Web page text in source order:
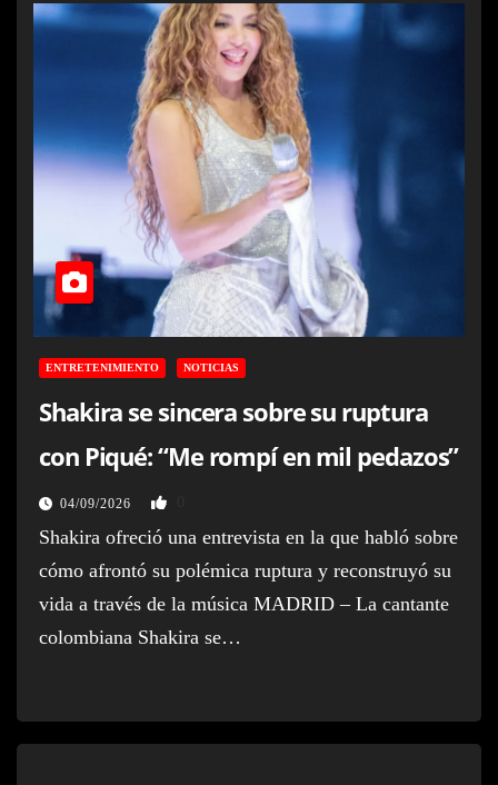
ENTRETENIMIENTO NOTICIAS
Shakira se sincera sobre su ruptura
con Piqué: “Me rompí en mil pedazos”
04/09/2026
Shakira ofreció una entrevista en la que habló sobre
cómo afrontó su polémica ruptura y reconstruyó su
vida a través de la música MADRID – La cantante
colombiana Shakira se…